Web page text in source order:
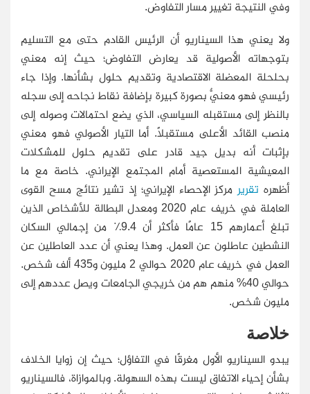
وفي النتيجة تغيير مسار التفاوض.
ولا يعني هذا السيناريو أن الرئيس القادم حتى مع التسليم
بتوجهاته الأصولية قد يعارض التفاوض؛ حيث إنه معني
بحلحلة المعضلة الاقتصادية وتقديم حلول بشأنها. وإذا جاء
رئيسي فهو معنيٌّ بصورة كبيرة بإضافة نقاط نجاحه إلى سجله
بالنظر إلى مستقبله السياسي، الذي يضع احتمالات وصوله إلى
منصب القائد الأعلى مستقبلًا. أما التيار الأصولي فهو معني
بإثبات أنه بديل جيد قادر على تقديم حلول للمشكلات
المعيشية المستعصية أمام المجتمع الإيراني. خاصة مع ما
أظهره تقرير مركز الإحصاء الإيراني؛ إذ تشير نتائج مسح القوى
العاملة في خريف عام 2020 ومعدل البطالة للأشخاص الذين
تبلغ أعمارهم 15 عامًا فأكثر أن 9.4٪ من إجمالي السكان
النشطين عاطلون عن العمل. وهذا يعني أن عدد العاطلين عن
العمل في خريف عام 2020 حوالي 2 مليون و435 ألف شخص.
حوالي 40% منهم هم من خريجي الجامعات ويصل عددهم إلى
مليون شخص.
خلاصة
يبدو السيناريو الأول مغرقًا في التفاؤل؛ حيث إن زوايا الخلاف
بشأن إحياء الاتفاق ليست بهذه السهولة. وبالموازاة، فالسيناريو